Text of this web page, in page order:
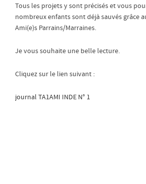
Tous les projets y sont précisés et vous
nombreux enfants sont déjà sauvés grâce
Ami(e)s Parrains/Marraines.
Je vous souhaite une belle lecture.
Cliquez sur le lien suivant :
journal TA1AMI INDE N° 1